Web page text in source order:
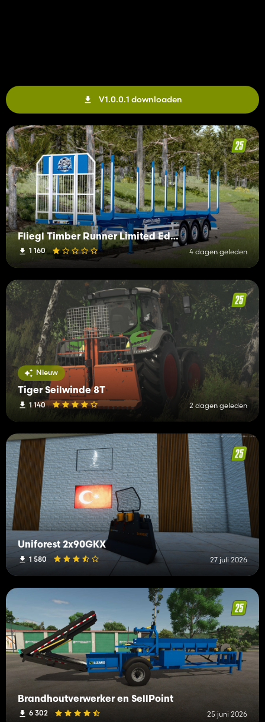
V1.0.0.1 downloaden
Fliegl Timber Runner Limited Edition
1 160 4 dagen geleden
Nieuw
Tiger Seilwinde 8T
1 140 2 dagen geleden
Uniforest 2x90GKX
1 580 27 juli 2026
Brandhoutverwerker en SellPoint
6 302 25 juni 2026